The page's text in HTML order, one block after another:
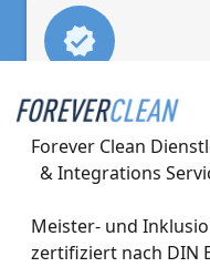
Berlinpreis für
Wirtschaft
Ehrung für
Forever Clean
& Integrations
Meister- und
zertifiziert nach DIN